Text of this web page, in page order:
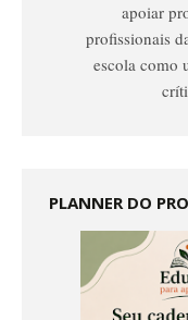
apoiar
profissionais
escola como
PLANNER DO